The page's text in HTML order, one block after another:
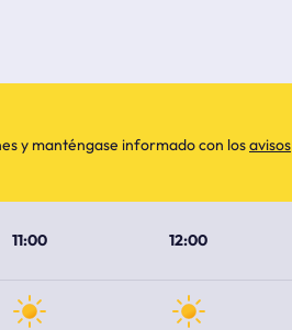
11:00 12:00
y manténgase informado con losavisos